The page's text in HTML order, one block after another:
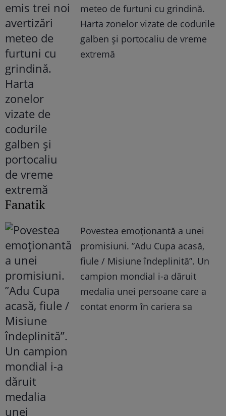
meteo de furtuni cu grindină.
Harta zonelor vizate de codurile
galben și portocaliu de vreme
extremă
Fanatik
Povestea emoționantă a unei
promisiuni. ”Adu Cupa acasă,
fiule / Misiune îndeplinită”. Un
campion mondial i-a dăruit
medalia unei persoane care a
contat enorm în cariera sa